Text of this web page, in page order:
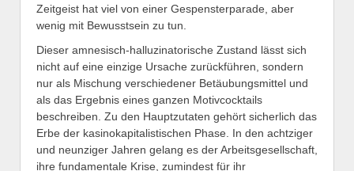
Zeitgeist hat viel von einer Gespensterparade, aber
wenig mit Bewusstsein zu tun.
Dieser amnesisch-halluzinatorische Zustand lässt sich
nicht auf eine einzige Ursache zurückführen, sondern
nur als Mischung verschiedener Betäubungsmittel und
als das Ergebnis eines ganzen Motivcocktails
beschreiben. Zu den Hauptzutaten gehört sicherlich das
Erbe der kasinokapitalistischen Phase. In den achtziger
und neunziger Jahren gelang es der Arbeitsgesellschaft,
ihre fundamentale Krise, zumindest für ihr